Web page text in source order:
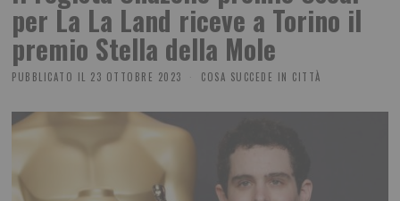
per La La Land riceve a Torino il
premio Stella della Mole
PUBBLICATO IL 23 OTTOBRE 2023 COSA SUCCEDE IN CITTÀ